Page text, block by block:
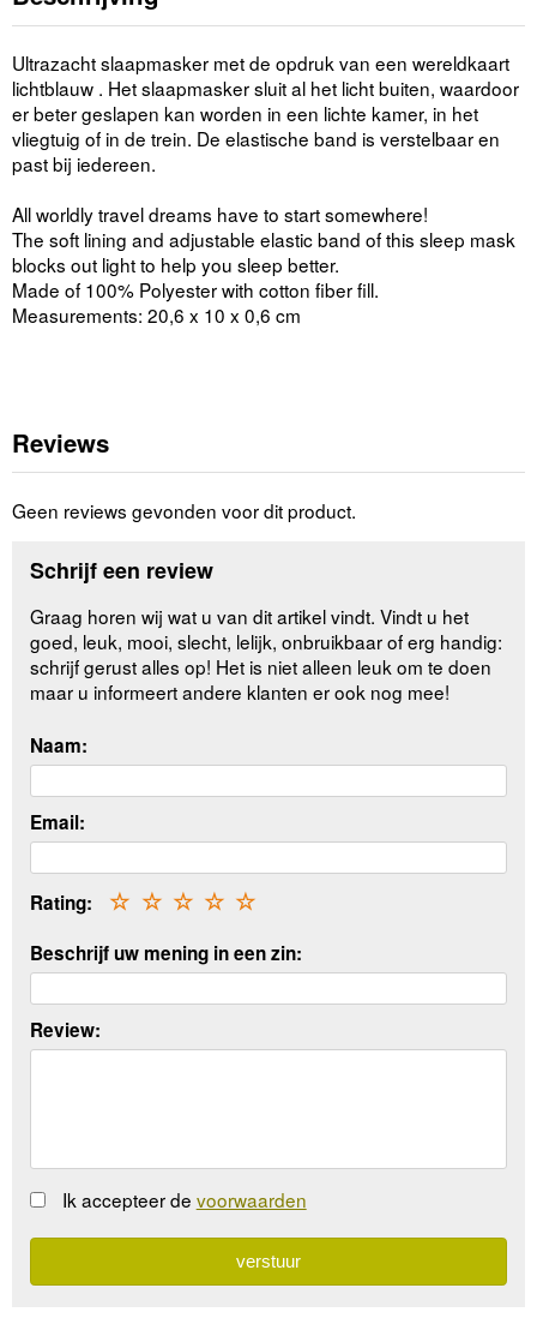
Ultrazacht slaapmasker met de opdruk van een wereldkaart
lichtblauw . Het slaapmasker sluit al het licht buiten, waardoor
er beter geslapen kan worden in een lichte kamer, in het
vliegtuig of in de trein. De elastische band is verstelbaar en
past bij iedereen.
All worldly travel dreams have to start somewhere!
The soft lining and adjustable elastic band of this sleep mask
blocks out light to help you sleep better.
Made of 100% Polyester with cotton fiber fill.
Measurements: 20,6 x 10 x 0,6 cm
Reviews
Geen reviews gevonden voor dit product.
Schrijf een review
Graag horen wij wat u van dit artikel vindt. Vindt u het
goed, leuk, mooi, slecht, lelijk, onbruikbaar of erg handig:
schrijf gerust alles op! Het is niet alleen leuk om te doen
maar u informeert andere klanten er ook nog mee!
Naam:
Email:
Rating: ☆
☆
☆
☆
☆
Beschrijf uw mening in een zin:
Review:
Ik accepteer de voorwaarden